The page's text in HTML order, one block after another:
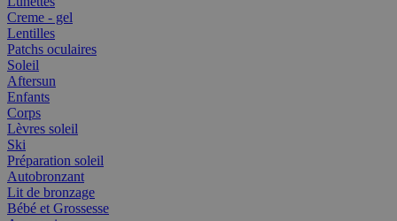
Creme - gel
Lentilles
Patchs oculaires
Soleil
Aftersun
Enfants
Corps
Lèvres soleil
Ski
Préparation soleil
Autobronzant
Lit de bronzage
Bébé et Grossesse